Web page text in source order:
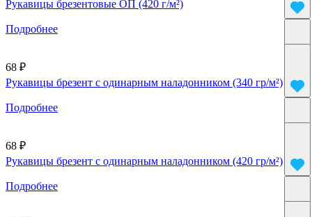
Рукавицы брезентовые ОП (420 г/м²)
Подробнее
68 ₽
Рукавицы брезент с одинарным наладонником (340 гр/м²)
Подробнее
68 ₽
Рукавицы брезент с одинарным наладонником (420 гр/м²)
Подробнее